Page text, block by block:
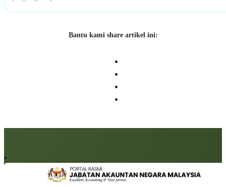
Bantu kami share artikel ini: